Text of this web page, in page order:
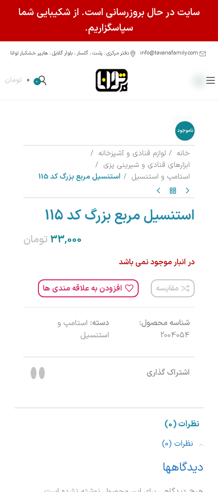
دفتر مرکزی : رشت ، گلسار ، بلوار گلایل ، هایپر خشکبار توانا
0
0 تومان
ناموجود
خانه
لوازم قنادی و آشپزخانه
ابزارهای قنادی و شیرینی پزی
استامپ و استنسیل
استنسیل مربع بزرگ کد 115
استنسیل مربع بزرگ کد 115
تومان
در انبار موجود نمی باشد
مقایسه افزودن به علاقه مندی ها
شناسه محصول:
2004054
دسته: استامپ و
استنسیل
اشتراک گذاری
نظرات (0)
نظرات (0)
دیدگاهها
سایت در حال بروزرسانی است. از شکیبایی شما
سپاسگزاریم.